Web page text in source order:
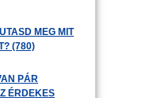
MEG MIT
(780)
PÁR
ÉRDEKES